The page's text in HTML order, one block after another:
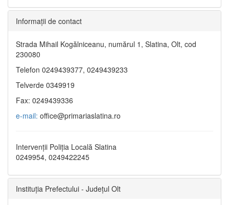
Informaţii de contact
Strada Mihail Kogălniceanu, numărul 1, Slatina, Olt, cod
230080
Telefon 0249439377, 0249439233
Telverde 0349919
Fax: 0249439336
e-mail: office@primariaslatina.ro
Intervenții Poliția Locală Slatina
0249954, 0249422245
Instituția Prefectului - Județul Olt